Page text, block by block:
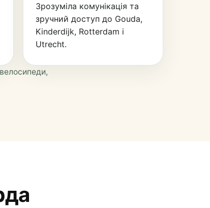
Зрозуміла комунікація та
зручний доступ до Gouda,
Kinderdijk, Rotterdam і
Utrecht.